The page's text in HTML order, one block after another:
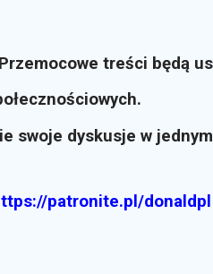
treści będą
swoje dyskusje w jednym
patronite.pl/donaldpl